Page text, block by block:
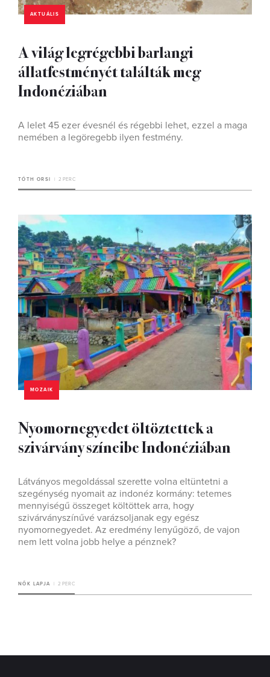
AKTUÁLIS
A világ legrégebbi barlangi
állatfestményét találták meg
Indonéziában
A lelet 45 ezer évesnél és régebbi lehet, ezzel a maga
nemében a legöregebb ilyen festmény.
TÓTH ORSI 2 PERC
MOZAIK
Nyomornegyedet öltöztettek a
szivárvány színeibe Indonéziában
Látványos megoldással szerette volna eltüntetni a
szegénység nyomait az indonéz kormány: tetemes
mennyiségű összeget költöttek arra, hogy
szivárványszínűvé varázsoljanak egy egész
nyomornegyedet. Az eredmény lenyűgöző, de vajon
nem lett volna jobb helye a pénznek?
NŐK LAPJA 2 PERC